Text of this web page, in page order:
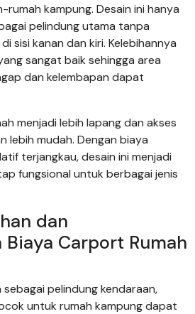
kampung. Desain ini hanya
pelindung utama tanpa
sisi kanan dan kiri. Kelebihannya
sangat baik sehingga area
dan kelembapan dapat
menjadi lebih lapang dan akses
lebih mudah. Dengan biaya
terjangkau, desain ini menjadi
fungsional untuk berbagai jenis
dan
Carport Rumah
pelindung kendaraan,
untuk rumah kampung dapat